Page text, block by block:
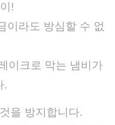
!
이라도 방심할 수 없
이크로 막는 냄비가
.
을 방지합니다.